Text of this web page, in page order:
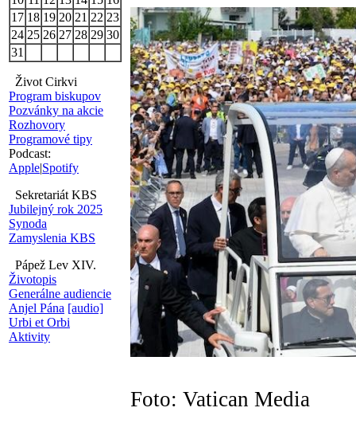
17 18 19 20 21 22 23
24 25 26 27 28 29 30
31
Život Cirkvi
Program biskupov
Pozvánky na akcie
Rozhovory
Programové tipy
Podcast:
Apple|Spotify
Sekretariát KBS
Jubilejný rok 2025
Synoda
Zamyslenia KBS
Pápež Lev XIV.
Životopis
Generálne audiencie
Anjel Pána [audio]
Urbi et Orbi
Aktivity
Foto: Vatican Media